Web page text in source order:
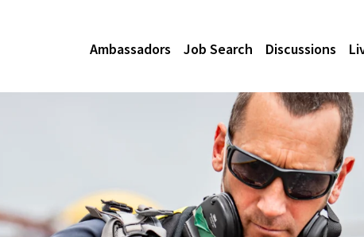
Ambassadors Job Search Discussions